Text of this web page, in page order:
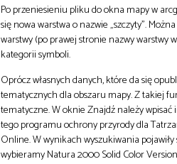
Po przeniesieniu pliku do okna mapy w
się nowa warstwa o nazwie „szczyty”.
warstwy (po prawej stronie nazwy warstwy
kategorii symboli.
Oprócz własnych danych, które da się
tematycznych dla obszaru mapy. Z takiej
tematyczne. W oknie Znajdź należy wpisać
tego programu ochrony przyrody dla
Online. W wynikach wyszukiwania
wybieramy Natura 2000 Solid Color